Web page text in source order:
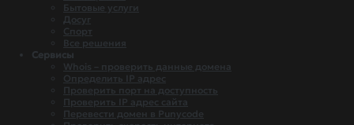
Бытовые услуги
Досуг
Спорт
Все решения
Сервисы
Whois – проверить данные домена
Определить IP адрес
Проверить порт на доступность
Проверить IP адрес сайта
Перевести домен в Punycode